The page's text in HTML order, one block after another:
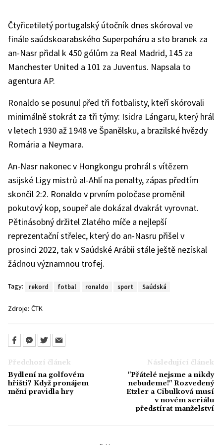
Čtyřicetiletý portugalský útočník dnes skóroval ve
finále saúdskoarabského Superpoháru a sto branek za
an-Nasr přidal k 450 gólům za Real Madrid, 145 za
Manchester United a 101 za Juventus. Napsala to
agentura AP.
Ronaldo se posunul před tři fotbalisty, kteří skórovali
minimálně stokrát za tři týmy: Isidra Lángaru, který hrál
v letech 1930 až 1948 ve Španělsku, a brazilské hvězdy
Romária a Neymara.
An-Nasr nakonec v Hongkongu prohrál s vítězem
asijské Ligy mistrů al-Ahlí na penalty, zápas předtím
skončil 2:2. Ronaldo v prvním poločase proměnil
pokutový kop, soupeř ale dokázal dvakrát vyrovnat.
Pětinásobný držitel Zlatého míče a nejlepší
reprezentační střelec, který do an-Nasru přišel v
prosinci 2022, tak v Saúdské Arábii stále ještě nezískal
žádnou významnou trofej.
Tagy: rekord fotbal ronaldo sport Saúdská
Zdroje: ČTK
Předchozí článek
Bydlení na golfovém
hřišti? Když pronájem
mění pravidla hry
Následující článek
"Přátelé nejsme a nikdy
nebudeme!" Rozvedený
Etzler a Cibulková musí
v novém seriálu
předstírat manželství